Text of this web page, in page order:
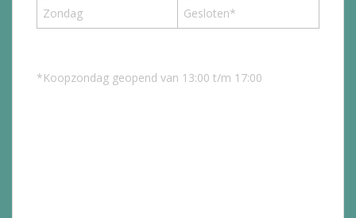
Zondag
Gesloten*
*Koopzondag geopend van 13:00 t/m 17:00